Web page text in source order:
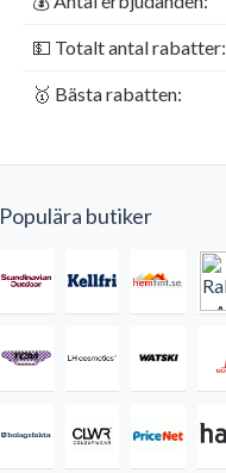
💵 Totalt antal rabatter:
🥇 Bästa rabatten:
Populära butiker